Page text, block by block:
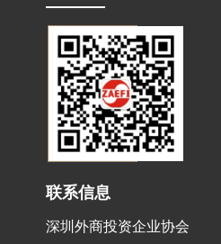
联系信息
深圳外商投资企业协会